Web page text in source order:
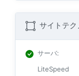
サイトテク
サーバ:
LiteSpeed